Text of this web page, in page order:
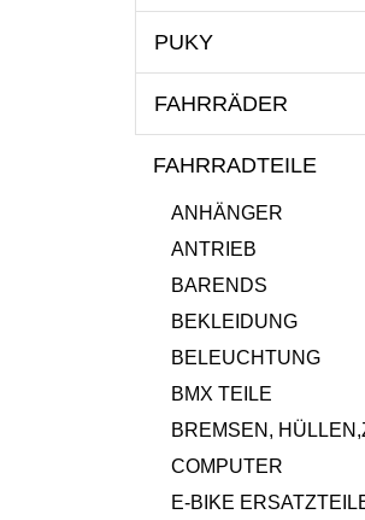
PUKY
FAHRRÄDER
FAHRRADTEILE
ANHÄNGER
ANTRIEB
BARENDS
BEKLEIDUNG
BELEUCHTUNG
BMX TEILE
BREMSEN,
COMPUTER
E-BIKE